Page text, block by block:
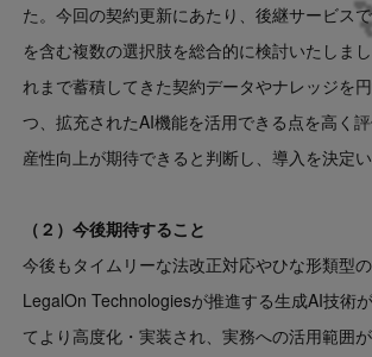
た。今回の契約更新にあたり、後継サービス
を含む複数の選択肢を総合的に検討いたしま
れまで蓄積してきた契約データやナレッジを
つ、拡充されたAI機能を活用できる点を高く
産性向上が期待できると判断し、導入を決定
（２）今後期待すること
今後もタイムリーな法改正対応やひな形類型の
LegalOn Technologiesが推進する生成AI技術
てより高度化・実装され、実務への活用範囲